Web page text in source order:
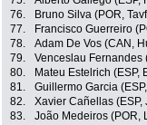
76.
Bruno Silva (POR,
77.
Francisco Guerreiro
78.
Adam De Vos (CAN,
79.
Venceslau Fernandes
80.
Mateu Estelrich
81.
Guillermo Garcia
82.
Xavier Cañellas (ESP,
83.
João Medeiros (POR,